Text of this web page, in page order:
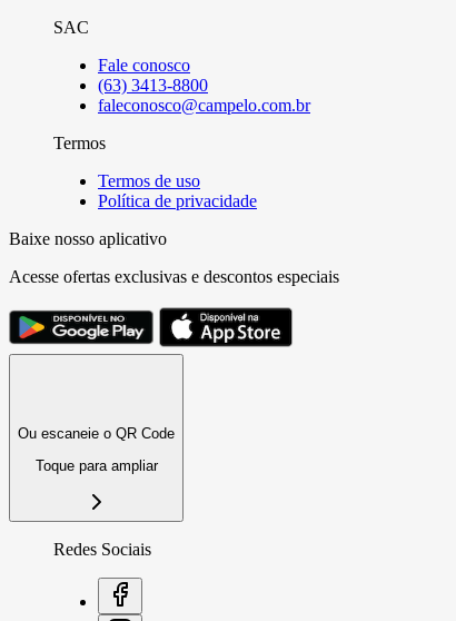
SAC
Fale conosco
(63) 3413-8800
faleconosco@campelo.com.br
Termos
Termos de uso
Política de privacidade
Baixe nosso aplicativo
Acesse ofertas exclusivas e descontos especiais
Ou escaneie o QR Code
Toque para ampliar
Redes Sociais